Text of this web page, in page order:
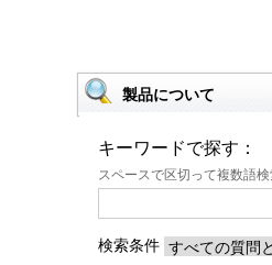
製品について
キーワードで探す：
スペースで区切って複数語
検索条件